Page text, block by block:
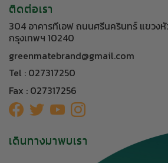
ติดต่อเรา
304 อาคารทีเอฟ ถนนศรีนครินทร์ แขวงหั
กรุงเทพฯ 10240
greenmatebrand@gmail.com
Tel : 027317250
Fax : 027317256
เดินทางมาพบเรา